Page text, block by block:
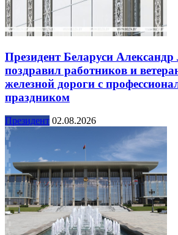
Президент Беларуси
поздравил работников и
железной дороги с
праздником
Президент 02.08.2026